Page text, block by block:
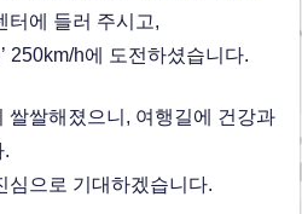
터에 들러 주시고,
250km/h에 도전하셨습니다.
쌀쌀해졌으니, 여행길에 건강과
.
심으로 기대하겠습니다.